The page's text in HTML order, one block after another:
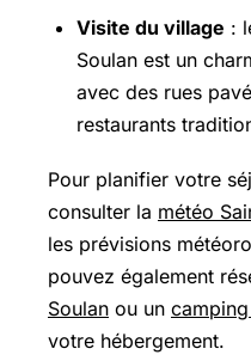
Visite du village :
Soulan est un
avec des rues
restaurants
Pour planifier votre
consulter la météo
les prévisions
pouvez également
Soulan ou un
votre hébergement.